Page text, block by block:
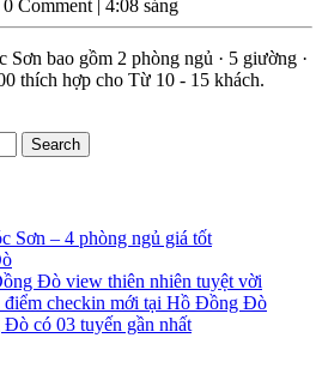
Đồng
Đò
Sóc
0 Comment | 4:08 sáng
bao gồm 2 phòng ngủ · 5 giường ·
thích hợp cho Từ 10 - 15 khách.
Sơn – 4 phòng ngủ giá tốt
Đò view thiên nhiên tuyệt vời
checkin mới tại Hồ Đồng Đò
có 03 tuyến gần nhất